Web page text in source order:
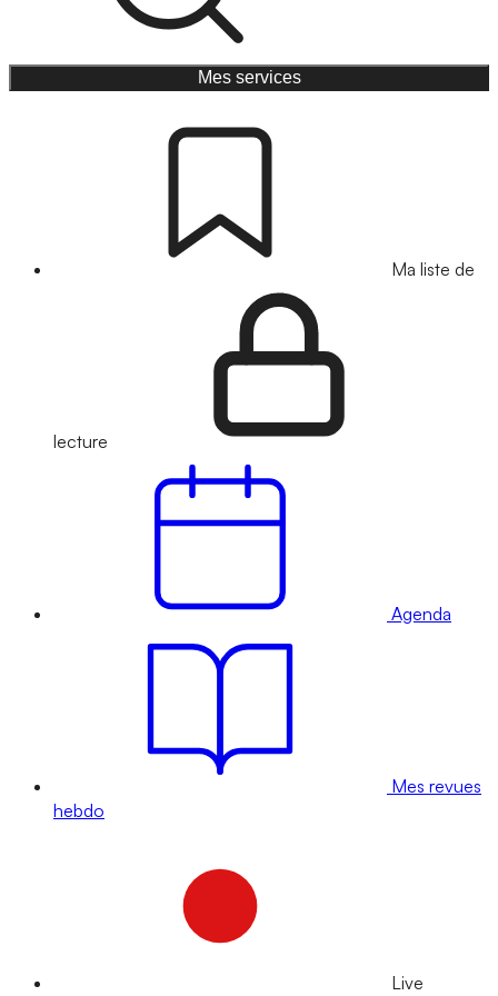
Mes services
Ma liste de
lecture
Agenda
Mes revues
hebdo
Live